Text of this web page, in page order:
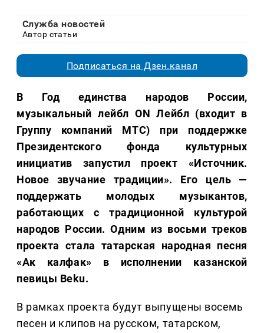
Служба новостей
Автор статьи
Подписаться на Дзен.канал
В Год единства народов России,
музыкальный лейбл ON Лейбл (входит в
Группу компаний МТС) при поддержке
Президентского фонда культурных
инициатив запустил проект «Источник.
Новое звучание традиции». Его цель —
поддержать молодых музыкантов,
работающих с традиционной культурой
народов России. Одним из восьми треков
проекта стала татарская народная песня
«Ак калфак» в исполнении казанской
певицы Beku.
В рамках проекта будут выпущены восемь
песен и клипов на русском, татарском,